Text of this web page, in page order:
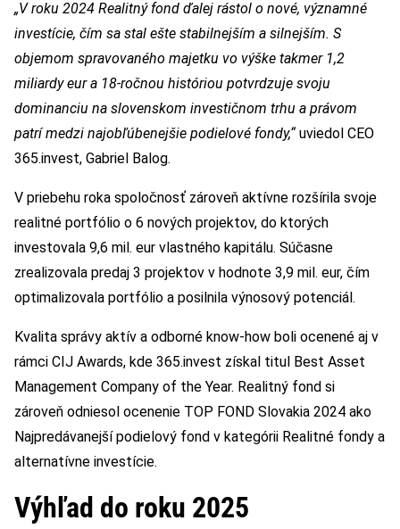
„V roku 2024 Realitný fond ďalej rástol o nové, významné
investície, čím sa stal ešte stabilnejším a silnejším. S
objemom spravovaného majetku vo výške takmer 1,2
miliardy eur a 18-ročnou históriou potvrdzuje svoju
dominanciu na slovenskom investičnom trhu a právom
patrí medzi najobľúbenejšie podielové fondy,“uviedol CEO
365.invest, Gabriel Balog.
V priebehu roka spoločnosť zároveň aktívne rozšírila svoje
realitné portfólio o 6 nových projektov, do ktorých
investovala 9,6 mil. eur vlastného kapitálu. Súčasne
zrealizovala predaj 3 projektov v hodnote 3,9 mil. eur, čím
optimalizovala portfólio a posilnila výnosový potenciál.
Kvalita správy aktív a odborné know-how boli ocenené aj v
rámci CIJ Awards, kde 365.invest získal titul Best Asset
Management Company of the Year. Realitný fond si
zároveň odniesol ocenenie TOP FOND Slovakia 2024 ako
Najpredávanejší podielový fond v kategórii Realitné fondy a
alternatívne investície.
Výhľad do roku 2025